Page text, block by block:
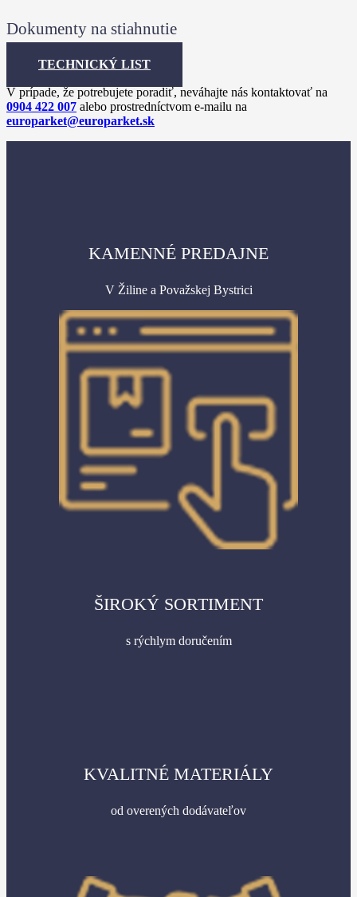
Dokumenty na stiahnutie
TECHNICKÝ LIST
V prípade, že potrebujete poradiť, neváhajte nás kontaktovať na
0904 422 007 alebo prostredníctvom e-mailu na
europarket@europarket.sk
KAMENNÉ PREDAJNE
V Žiline a Považskej Bystrici
ŠIROKÝ SORTIMENT
s rýchlym doručením
KVALITNÉ MATERIÁLY
od overených dodávateľov